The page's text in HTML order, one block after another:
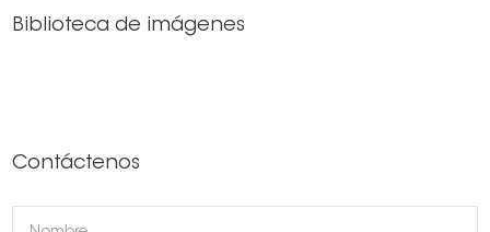
Biblioteca de imágenes
Contáctenos